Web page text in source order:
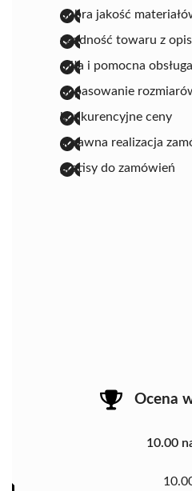
dobra jakość
zgodność towaru z
miła i pomocna obsługa
dopasowanie
konkurencyjne ceny
sprawna realizacja
gratisy do zamówień
Ocena
10.00